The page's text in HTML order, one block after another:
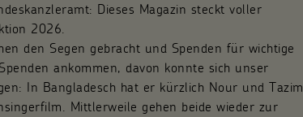
Dieses Magazin steckt voller
2026.
den Segen gebracht und Spenden für wichtige
ankommen, davon konnte sich unser
In Bangladesch hat er kürzlich Nour und Tazim
Mittlerweile gehen beide wieder zur